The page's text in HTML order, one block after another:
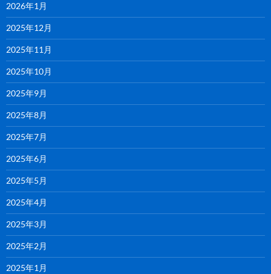
2026年1月
2025年12月
2025年11月
2025年10月
2025年9月
2025年8月
2025年7月
2025年6月
2025年5月
2025年4月
2025年3月
2025年2月
2025年1月